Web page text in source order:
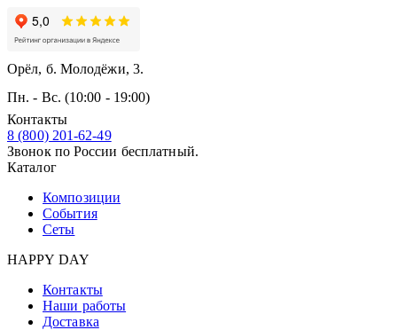
Орёл, б. Молодёжи, 3.
Пн. - Вс. (10:00 - 19:00)
Контакты
8 (800) 201-62-49
Звонок по России бесплатный.
Каталог
Композиции
События
Сеты
HAPPY DAY
Контакты
Наши работы
Доставка